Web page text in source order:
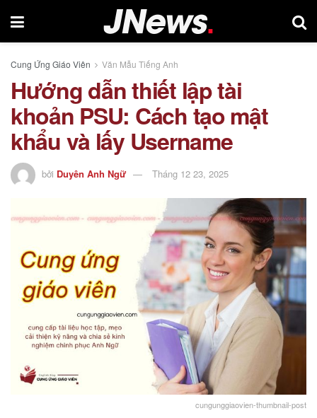
Cung Ứng Giáo Viên Văn Mẫu Tiếng Anh
Hướng dẫn thiết lập tài
khoản PSU: Cách tạo mật
khẩu và lấy Username
bởi Duyên Anh Ngữ Tháng 12 23, 2025
cungunggiaovien-thumbnail-post